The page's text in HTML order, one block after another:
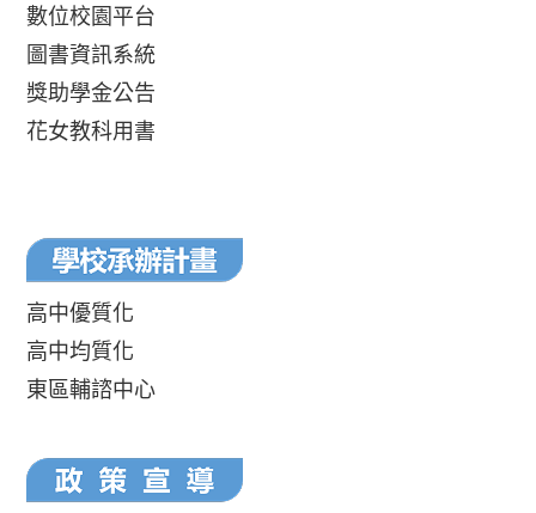
數位校園平台
圖書資訊系統
獎助學金公告
花女教科用書
高中優質化
高中均質化
東區輔諮中心